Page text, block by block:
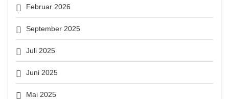
Februar 2026
September 2025
Juli 2025
Juni 2025
Mai 2025